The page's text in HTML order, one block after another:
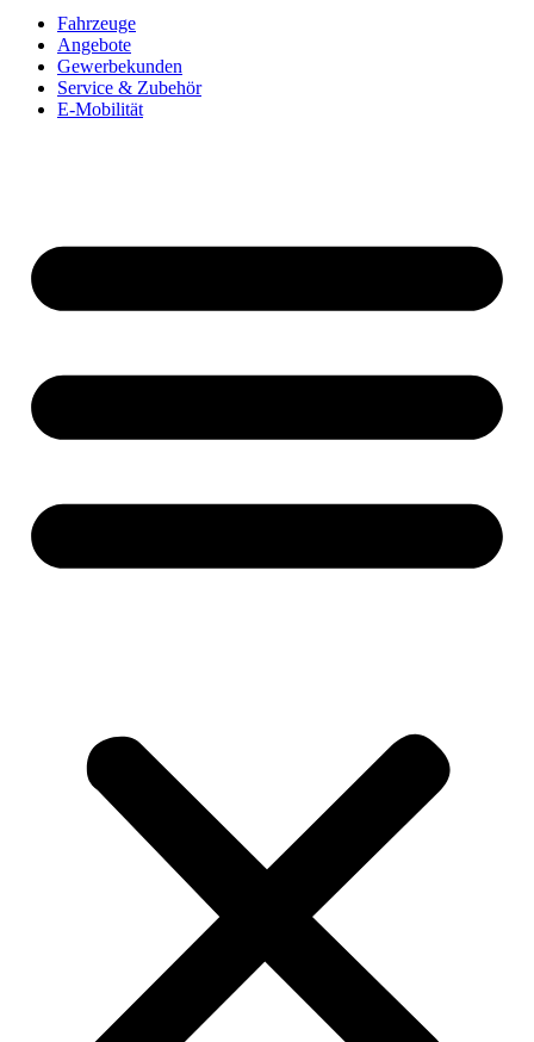
Fahrzeuge
Angebote
Gewerbekunden
Service & Zubehör
E-Mobilität